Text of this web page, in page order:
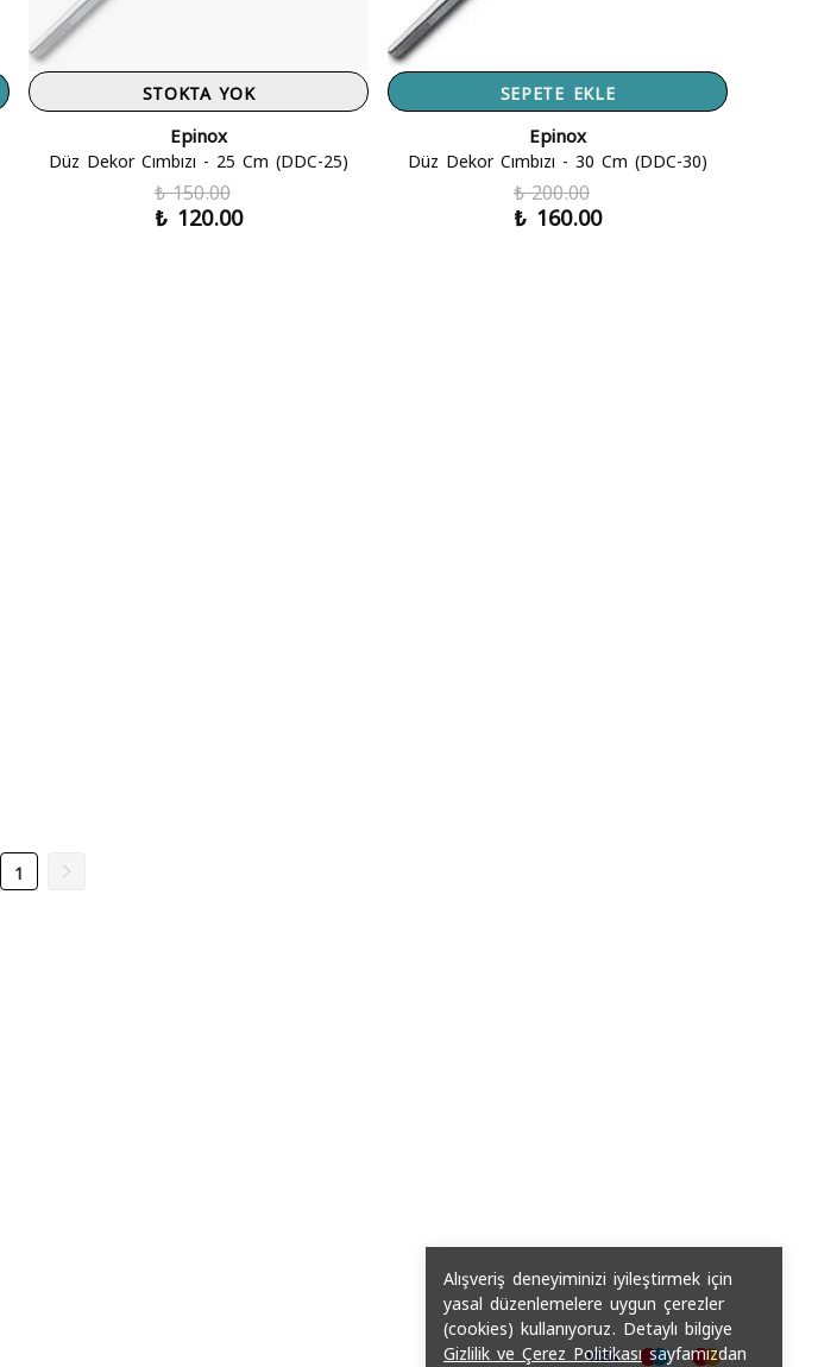
Alışveriş deneyiminizi iyileştirmek için
yasal düzenlemelere uygun çerezler
(cookies) kullanıyoruz. Detaylı bilgiye
Gizlilik ve Çerez Politikasısayfamızdan
STOKTA YOK
Epinox
Düz Dekor Cımbızı - 25 Cm (DDC-25)
₺ 150.00
₺ 120.00
SEPETE EKLE
Epinox
Düz Dekor Cımbızı - 30 Cm (DDC-30)
₺ 200.00
₺ 160.00
1